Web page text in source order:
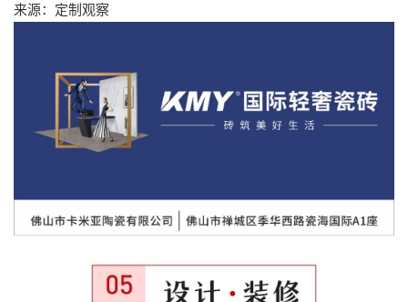
来源：定制观察